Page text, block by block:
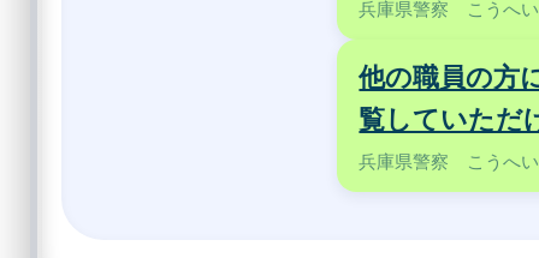
兵庫県警察 こうへ
他の職員の方
覧していただ
兵庫県警察 こうへ